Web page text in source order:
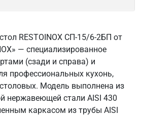
RESTOINOX СП-15/6-2БП от
— специализированное
(сзади и справа) и
профессиональных кухонь,
Модель выполнена из
нержавеющей стали AISI 430
каркасом из трубы AISI